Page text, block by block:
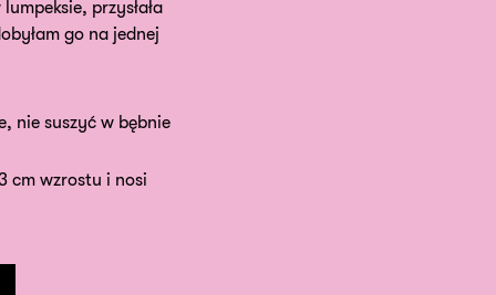
przysłała
go na jednej
nie suszyć w bębnie
cm wzrostu i nosi